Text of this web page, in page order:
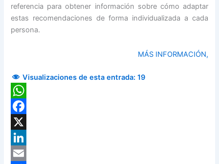
referencia para obtener información sobre cómo adaptar
estas recomendaciones de forma individualizada a cada
persona.
MÁS INFORMACIÓN,
Visualizaciones de esta entrada: 19
WhatsApp
Facebook
X
LinkedIn